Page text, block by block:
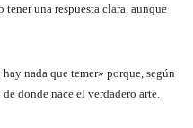
una respuesta clara, aunque
nada que temer» porque, según
donde nace el verdadero arte.